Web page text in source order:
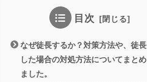
目次
なぜ徒長するか？対策方法や、徒長
した場合の対処方法についてまとめ
ました。